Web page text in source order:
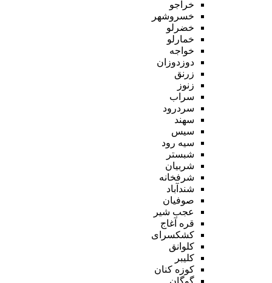
خراجو
خسروشهر
خضرلو
خمارلو
خواجه
دوزدوزان
زرنق
زنوز
سراب
سردرود
سهند
سیس
سیه رود
شبستر
شربیان
شرفخانه
شندآباد
صوفیان
عجب شیر
قره آغاج
کشکسرای
کلوانق
کلیبر
کوزه کنان
گوگان